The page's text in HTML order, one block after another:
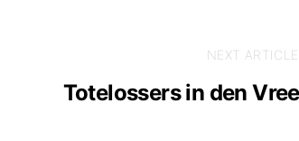
NEXT
Totelossers in den